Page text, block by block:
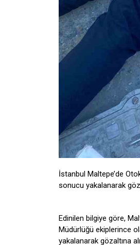
İstanbul Maltepe’de
sonucu yakalanarak
Edinilen bilgiye göre,
Müdürlüğü ekiplerince
yakalanarak gözaltına